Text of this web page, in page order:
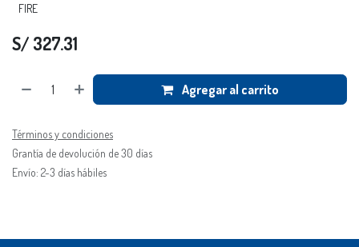
FIRE
S/ 327.31
Agregar al carrito
Términos y condiciones
Grantía de devolución de 30 días
Envío: 2-3 días hábiles